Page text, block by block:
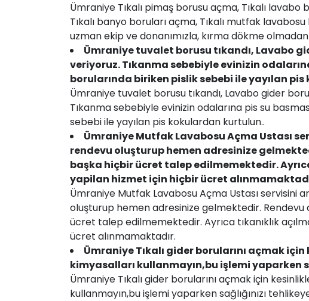
Ümraniye Tıkalı pimaş borusu açma, Tıkalı
Tıkalı banyo boruları açma, Tıkalı mutfak
uzman ekip ve donanımızla, kırma dökme olmadan
Ümraniye tuvalet borusu tıkandı, Lavabo
veriyoruz. Tıkanma sebebiyle evinizin
borularında biriken pislik sebebi ile yayılan
Ümraniye tuvalet borusu tıkandı, Lavabo gider
Tıkanma sebebiyle evinizin odalarına pis su
sebebi ile yayılan pis kokulardan kurtulun..
Ümraniye Mutfak Lavabosu Açma Ustası
rendevu oluşturup hemen adresinize
başka hiçbir ücret talep edilmemektedir.
yapilan hizmet için hiçbir ücret
Ümraniye Mutfak Lavabosu Açma Ustası servisini
oluşturup hemen adresinize gelmektedir.
ücret talep edilmemektedir. Ayrıca tıkanıklık
ücret alınmamaktadır.
Ümraniye Tıkalı gider borularını açmak
kimyasalları kullanmayın,bu işlemi yaparken
Ümraniye Tıkalı gider borularını açmak için
kullanmayın,bu işlemi yaparken sağlığınızı